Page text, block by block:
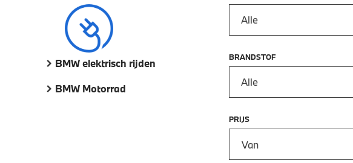
BMW elektrisch rijden
BMW Motorrad
Alle
BRANDSTOF
Alle
PRIJS